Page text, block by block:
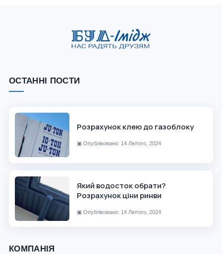
ОСТАННІ ПОСТИ
Розрахунок клею до газоблоку
▣ Опубліковано: 14 Лютого, 2024
Який водосток обрати?
Розрахунок ціни ринви
▣ Опубліковано: 14 Лютого, 2024
КОМПАНІЯ